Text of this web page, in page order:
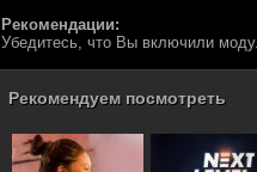
Рекомендации:
Убедитесь, что Вы включили
Рекомендуем посмотреть